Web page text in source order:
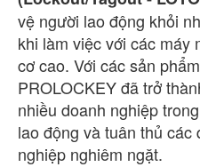
vệ người lao động khỏi
khi làm việc với các máy
cơ cao. Với các sản
PROLOCKEY đã trở
nhiều doanh nghiệp
lao động và tuân thủ các
nghiệp nghiêm ngặt.